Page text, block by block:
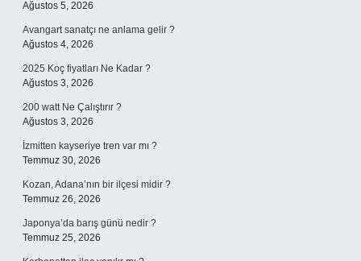
Ağustos 5, 2026
Avangart sanatçı ne anlama gelir ?
Ağustos 4, 2026
2025 Koç fiyatları Ne Kadar ?
Ağustos 3, 2026
200 watt Ne Çalıştırır ?
Ağustos 3, 2026
İzmitten kayseriye tren var mı ?
Temmuz 30, 2026
Kozan, Adana’nın bir ilçesi midir ?
Temmuz 26, 2026
Japonya’da barış günü nedir ?
Temmuz 25, 2026